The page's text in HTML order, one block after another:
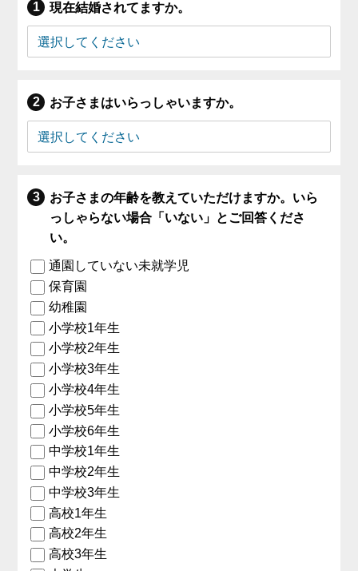
現在結婚されてますか。
お子さまはいらっしゃいますか。
お子さまの年齢を教えていただけますか。いら
っしゃらない場合「いない」とご回答くださ
い。
通園していない未就学児
保育園
幼稚園
小学校1年生
小学校2年生
小学校3年生
小学校4年生
小学校5年生
小学校6年生
中学校1年生
中学校2年生
中学校3年生
高校1年生
高校2年生
高校3年生